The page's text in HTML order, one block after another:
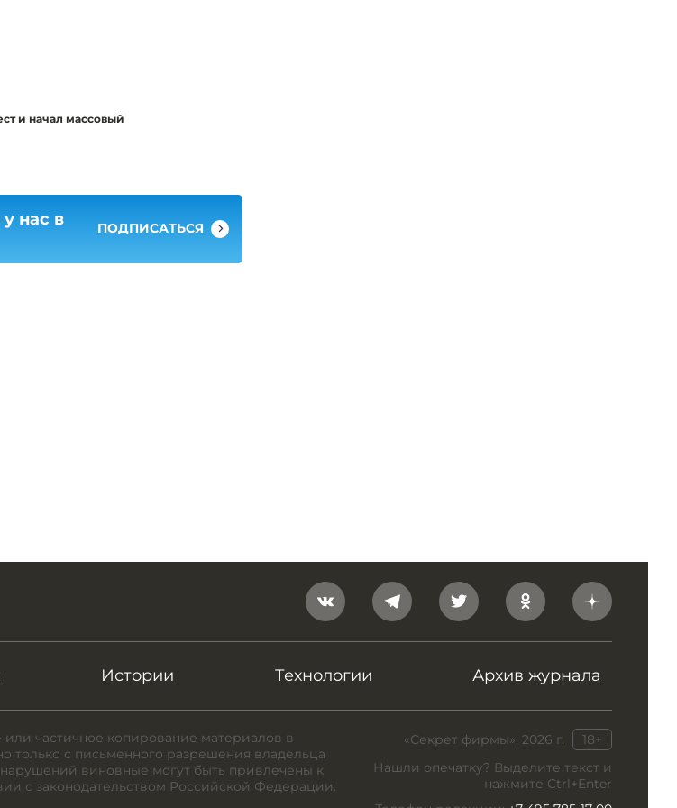
и начал массовый
нас в
ПОДПИСАТЬСЯ
Истории Технологии Архив журнала
«Секрет фирмы», 2026 г.
18+
Нашли опечатку? Выделите текст и
нажмите Ctrl+Enter
частичное копирование материалов в
только с письменного разрешения владельца
виновные могут быть привлечены к
с законодательством Российской Федерации.